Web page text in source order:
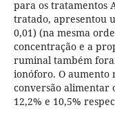
para os tratamentos
tratado, apresentou
0,01) (na mesma
concentração e a
ruminal também
ionóforo. O aumento
conversão alimentar
12,2% e 10,5%